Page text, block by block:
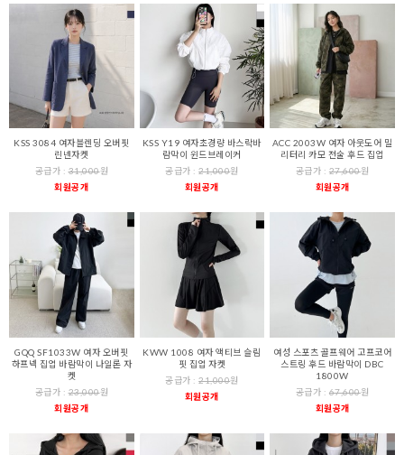
KSS 3084 여자블렌딩 오버핏
린넨자켓
공급가 :31,000원
회원공개
KSS Y19 여자초경량 바스락바
람막이 윈드브레이커
공급가 :21,000원
회원공개
ACC 2003W 여자 아웃도어 밀
리터리 카모 전술 후드 집업
공급가 : 27,600원
회원공개
GQQ SF1033W 여자 오버핏
하프넥 집업 바람막이 나일론 자
켓
공급가 :23,000원
회원공개
KWW 1008 여자 액티브 슬림
핏 집업 자켓
공급가 :21,000원
회원공개
여성 스포츠 골프웨어 고프코어
스트링 후드 바람막이 DBC
1800W
공급가 : 67,600원
회원공개